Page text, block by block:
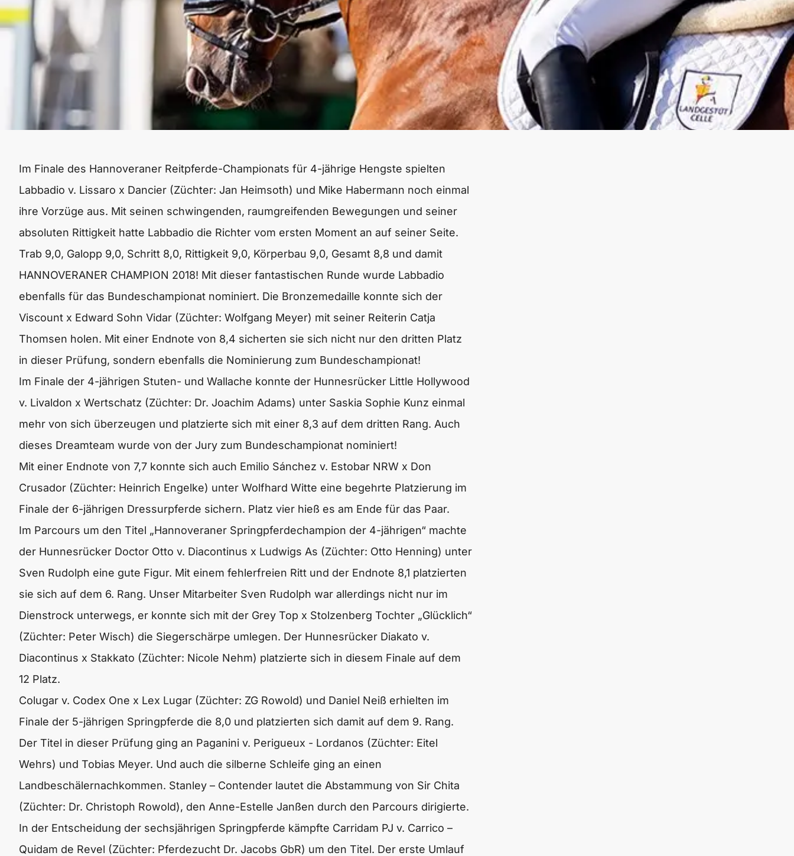
Im Finale des Hannoveraner Reitpferde-Championats für 4-jährige Hengste spielten
Labbadio v. Lissaro x Dancier (Züchter: Jan Heimsoth) und Mike Habermann noch einmal
ihre Vorzüge aus. Mit seinen schwingenden, raumgreifenden Bewegungen und seiner
absoluten Rittigkeit hatte Labbadio die Richter vom ersten Moment an auf seiner Seite.
Trab 9,0, Galopp 9,0, Schritt 8,0, Rittigkeit 9,0, Körperbau 9,0, Gesamt 8,8 und damit
HANNOVERANER CHAMPION 2018! Mit dieser fantastischen Runde wurde Labbadio
ebenfalls für das Bundeschampionat nominiert. Die Bronzemedaille konnte sich der
Viscount x Edward Sohn Vidar (Züchter: Wolfgang Meyer) mit seiner Reiterin Catja
Thomsen holen. Mit einer Endnote von 8,4 sicherten sie sich nicht nur den dritten Platz
in dieser Prüfung, sondern ebenfalls die Nominierung zum Bundeschampionat!
Im Finale der 4-jährigen Stuten- und Wallache konnte der Hunnesrücker Little Hollywood
v. Livaldon x Wertschatz (Züchter: Dr. Joachim Adams) unter Saskia Sophie Kunz einmal
mehr von sich überzeugen und platzierte sich mit einer 8,3 auf dem dritten Rang. Auch
dieses Dreamteam wurde von der Jury zum Bundeschampionat nominiert!
Mit einer Endnote von 7,7 konnte sich auch Emilio Sánchez v. Estobar NRW x Don
Crusador (Züchter: Heinrich Engelke) unter Wolfhard Witte eine begehrte Platzierung im
Finale der 6-jährigen Dressurpferde sichern. Platz vier hieß es am Ende für das Paar.
Im Parcours um den Titel „Hannoveraner Springpferdechampion der 4-jährigen“ machte
der Hunnesrücker Doctor Otto v. Diacontinus x Ludwigs As (Züchter: Otto Henning) unter
Sven Rudolph eine gute Figur. Mit einem fehlerfreien Ritt und der Endnote 8,1 platzierten
sie sich auf dem 6. Rang. Unser Mitarbeiter Sven Rudolph war allerdings nicht nur im
Dienstrock unterwegs, er konnte sich mit der Grey Top x Stolzenberg Tochter „Glücklich“
(Züchter: Peter Wisch) die Siegerschärpe umlegen. Der Hunnesrücker Diakato v.
Diacontinus x Stakkato (Züchter: Nicole Nehm) platzierte sich in diesem Finale auf dem
12 Platz.
Colugar v. Codex One x Lex Lugar (Züchter: ZG Rowold) und Daniel Neiß erhielten im
Finale der 5-jährigen Springpferde die 8,0 und platzierten sich damit auf dem 9. Rang.
Der Titel in dieser Prüfung ging an Paganini v. Perigueux - Lordanos (Züchter: Eitel
Wehrs) und Tobias Meyer. Und auch die silberne Schleife ging an einen
Landbeschälernachkommen. Stanley – Contender lautet die Abstammung von Sir Chita
(Züchter: Dr. Christoph Rowold), den Anne-Estelle Janßen durch den Parcours dirigierte.
In der Entscheidung der sechsjährigen Springpferde kämpfte Carridam PJ v. Carrico –
Quidam de Revel (Züchter: Pferdezucht Dr. Jacobs GbR) um den Titel. Der erste Umlauf